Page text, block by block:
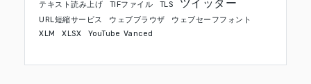
テキスト読み上げ
TIFファイル TLS ツイッター
URL短縮サービス ウェブブラウザ
ウェブセーフフォント
XLM
XLSX YouTube Vanced